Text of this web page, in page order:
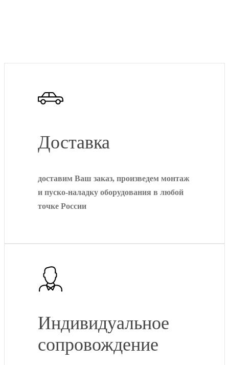
Доставка
доставим Ваш заказ, произведем монтаж
и пуско-наладку оборудования в любой
точке России
Индивидуальное
сопровождение